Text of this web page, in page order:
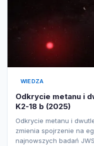
WIEDZA
Odkrycie metanu i
K2-18 b (2025)
Odkrycie metanu i
zmienia spojrzenie na
najnowszych badań